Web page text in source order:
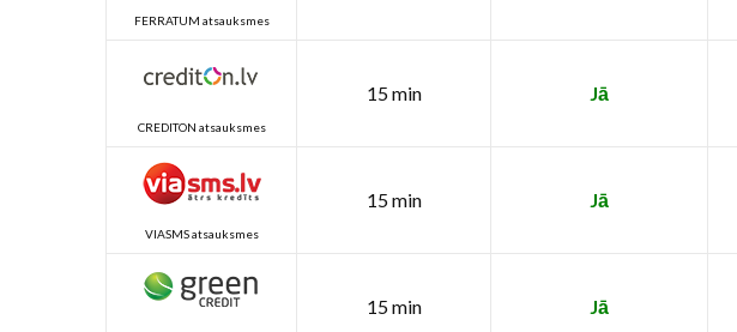
FERRATUM atsauksmes
CREDITON atsauksmes
15 min Jā
VIASMS atsauksmes
15 min Jā
15 min Jā